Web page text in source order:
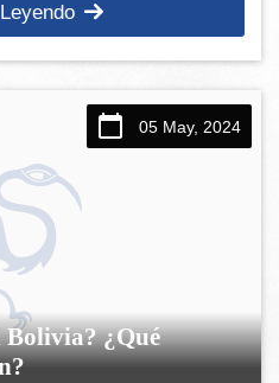
05 May, 2024
Bolivia? ¿Qué